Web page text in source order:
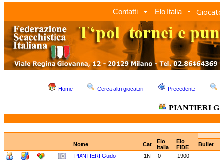
Contatti Elo Italia
Home Cerca altri giocatori Precedente
PIANTIERI
Nome Cat
Elo
Italia
Elo
FIDE
Bullet
PIANTIERI Guido
1N 0 1900
-